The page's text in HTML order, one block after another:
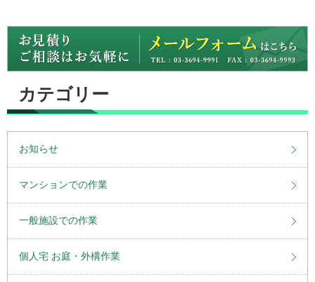
カテゴリー
お知らせ
マンションでの作業
一般施設での作業
個人宅 お庭・外構作業